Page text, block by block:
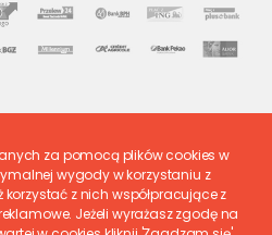
za pomocą plików cookies w
wygody w korzystaniu z
z nich współpracujące z
Jeżeli wyrażasz zgodę na